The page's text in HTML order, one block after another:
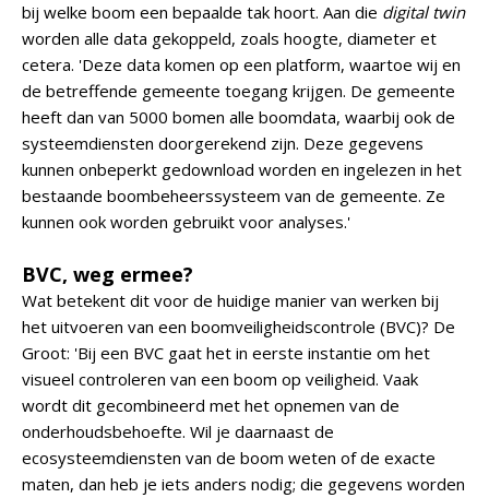
bij welke boom een bepaalde tak hoort. Aan die digital twin
worden alle data gekoppeld, zoals hoogte, diameter et
cetera. 'Deze data komen op een platform, waartoe wij en
de betreffende gemeente toegang krijgen. De gemeente
heeft dan van 5000 bomen alle boomdata, waarbij ook de
systeemdiensten doorgerekend zijn. Deze gegevens
kunnen onbeperkt gedownload worden en ingelezen in het
bestaande boombeheerssysteem van de gemeente. Ze
kunnen ook worden gebruikt voor analyses.'
BVC, weg ermee?
Wat betekent dit voor de huidige manier van werken bij
het uitvoeren van een boomveiligheidscontrole (BVC)? De
Groot: 'Bij een BVC gaat het in eerste instantie om het
visueel controleren van een boom op veiligheid. Vaak
wordt dit gecombineerd met het opnemen van de
onderhoudsbehoefte. Wil je daarnaast de
ecosysteemdiensten van de boom weten of de exacte
maten, dan heb je iets anders nodig; die gegevens worden